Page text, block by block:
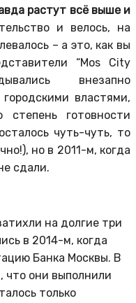
растут всё выше и
и велось, на
– а это, как вы
“Mos City
внезапно
властями,
готовности
чуть-чуть, то
но в 2011-м, когда
сдали.
на долгие три
в 2014-м, когда
Банка Москвы. В
что они выполнили
только